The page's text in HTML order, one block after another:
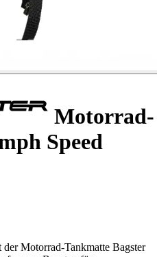
Motorrad-
Speed
Motorrad-Tankmatte Bagster